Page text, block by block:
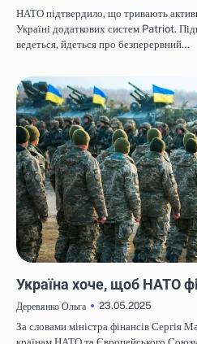
НАТО підтвердило, що тривають
Україні додаткових систем Patriot.
ведеться, йдеться про безперервний…
Україна хоче, щоб НАТО
Деревянко Ольга
23.05.2025
За словами міністра фінансів Сергія